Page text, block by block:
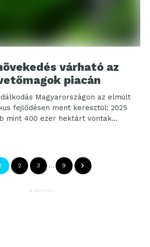
várható az
piacán
Magyarországon az elmúlt
fejlődésen ment keresztül: 2025
mint 400 ezer hektárt vontak
alá,...
1 2 3 … 9
HIRDETÉS